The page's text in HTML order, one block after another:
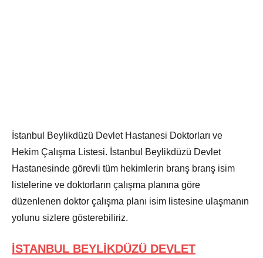
İstanbul Beylikdüzü Devlet Hastanesi Doktorları ve
Hekim Çalışma Listesi. İstanbul Beylikdüzü Devlet
Hastanesinde görevli tüm hekimlerin branş branş isim
listelerine ve doktorların çalışma planına göre
düzenlenen doktor çalışma planı isim listesine ulaşmanın
yolunu sizlere gösterebiliriz.
İSTANBUL BEYLİKDÜZÜ DEVLET